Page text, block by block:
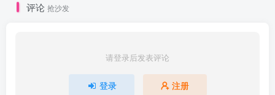
评论 抢沙发
请登录后发表评论
登录 注册